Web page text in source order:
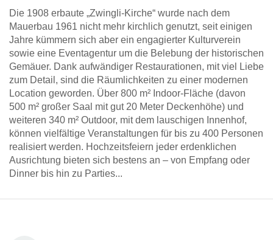
Die 1908 erbaute „Zwingli-Kirche“ wurde nach dem
Mauerbau 1961 nicht mehr kirchlich genutzt, seit einigen
Jahre kümmern sich aber ein engagierter Kulturverein
sowie eine Eventagentur um die Belebung der historischen
Gemäuer. Dank aufwändiger Restaurationen, mit viel Liebe
zum Detail, sind die Räumlichkeiten zu einer modernen
Location geworden. Über 800 m² Indoor-Fläche (davon
500 m² großer Saal mit gut 20 Meter Deckenhöhe) und
weiteren 340 m² Outdoor, mit dem lauschigen Innenhof,
können vielfältige Veranstaltungen für bis zu 400 Personen
realisiert werden. Hochzeitsfeiern jeder erdenklichen
Ausrichtung bieten sich bestens an – von Empfang oder
Dinner bis hin zu Parties...